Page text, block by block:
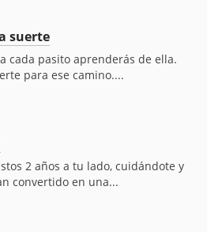
suerte
cada pasito aprenderás de ella.
para ese camino....
2 años a tu lado, cuidándote y
convertido en una...